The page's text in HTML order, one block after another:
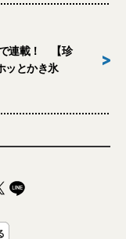
連載！ 【珍
ッとかき氷
>